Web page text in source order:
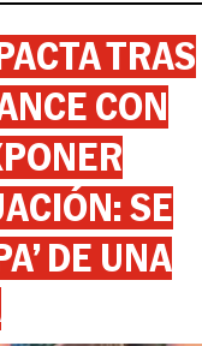
TRAS
CON
SE
DE UNA